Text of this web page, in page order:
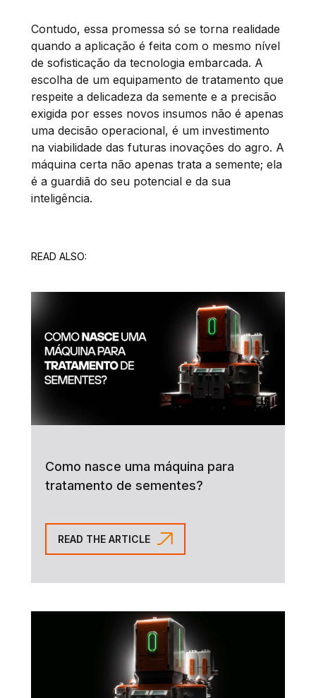
Contudo, essa promessa só se torna realidade
quando a aplicação é feita com o mesmo nível
de sofisticação da tecnologia embarcada. A
escolha de um equipamento de tratamento que
respeite a delicadeza da semente e a precisão
exigida por esses novos insumos não é apenas
uma decisão operacional, é um investimento
na viabilidade das futuras inovações do agro. A
máquina certa não apenas trata a semente; ela
é a guardiã do seu potencial e da sua
inteligência.
READ ALSO:
Como nasce uma máquina para
tratamento de sementes?
READ THE ARTICLE